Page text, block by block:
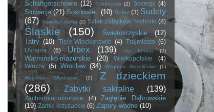
Schaffgotschowie (12) Schönowie (2) Secesja (4)
Słowacja (21) Sosnowiec (10) Spisz (3) Sudety
(67) Suwalszczyzna (2) Szlak Zabytków Techniki (8)
Śląskie (150) Świętokrzyskie
(12)
Tatry (10) Tiele-Wincklerowie (4) Trójmiasto (6)
Ukraina
(6) Urbex (139) Via ferrata (2)
Warmińsko-mazurskie (20) Wielkopolskie
(4)
Włochy (5) Wrocław (34) Wzgórza Strzelińskie
(1)
Wzgórza Włodzickie
(2)
Z dzieckiem
(286)
Zabytki sakralne (139)
Zachodniopomorskie (4)
Zagłębie Dąbrowskie
(19) Zamki krzyżackie (6) Zapory wodne (10)